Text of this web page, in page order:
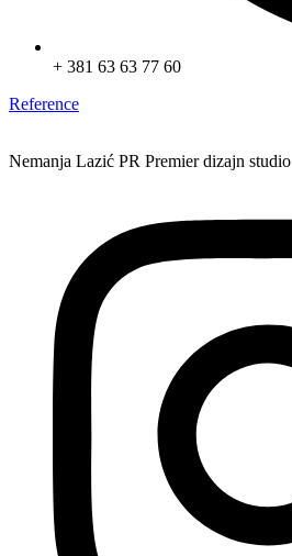
+ 381 63 63 77 60
Reference
Nemanja Lazić PR Premier dizajn studio